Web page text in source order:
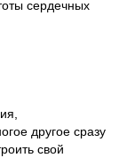
сердечных
другое сразу
свой